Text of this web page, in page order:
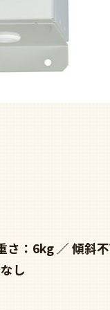
さ：6kg
傾斜
し